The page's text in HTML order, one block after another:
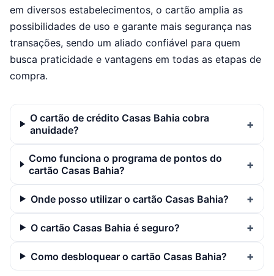
em diversos estabelecimentos, o cartão amplia as
possibilidades de uso e garante mais segurança nas
transações, sendo um aliado confiável para quem
busca praticidade e vantagens em todas as etapas de
compra.
O cartão de crédito Casas Bahia cobra
anuidade?
Como funciona o programa de pontos do
cartão Casas Bahia?
Onde posso utilizar o cartão Casas Bahia?
O cartão Casas Bahia é seguro?
Como desbloquear o cartão Casas Bahia?